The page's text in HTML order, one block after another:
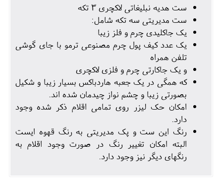
ست هدیه نبلیغاتی لاکچری 3 تکه
ست مدیریتی سه تکه شامل:
یک جاکلیدی چرم و فلز زیبا
یک عدد کیف پول چرم مصنوعی ترمو با جای گوشی
تلفن همراه
و یک جاکارتی چرم و فلزی لاکچری
که همگی در یک جعبه هاردباکس بسیار زیبا و شکیل
بصورتی زیبا و چشم نواز چیدمان شده اند.
امکان حک لیزر روی تمامی اقلام ذکر شده وجود
دارد.
رنگ این ست و پک مدیریتی به رنگ قهوه ایست
البته امکان تغییر رنگ در صورت وجود اقلام به
رنگهای دیگر نیز وجود دارد.